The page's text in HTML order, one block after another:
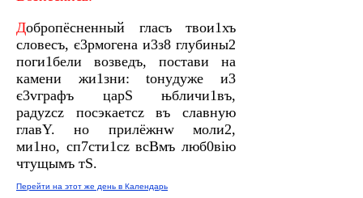
Добропёсненный глaсъ твои1хъ
словeсъ, є3рмогeна и3з8 глубины2
поги1бели возвeдъ, постaви на
кaмени жи1зни: toнyдуже и3
є3vгрaфъ царS њбличи1въ,
рaдуzсz посэкaетсz въ слaвную
главY. но прилёжнw моли2,
ми1но, сп7сти1сz всBмъ люб0вію
чтyщымъ тS.
Перейти на этот же день в Календарь